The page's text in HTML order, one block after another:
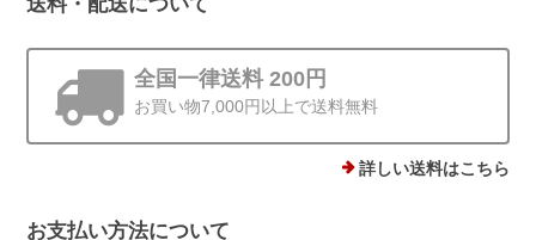
ストーンminiピアス シルバー925
他にはあまりない、石ころモチーフ、とても可愛いです。まん丸では
この度は、Rolo.をご利用いただき有難
送料・配送について
全国一律送料 200円
お買い物7,000円以上で送料無料
詳しい送料はこちら
お支払い方法について